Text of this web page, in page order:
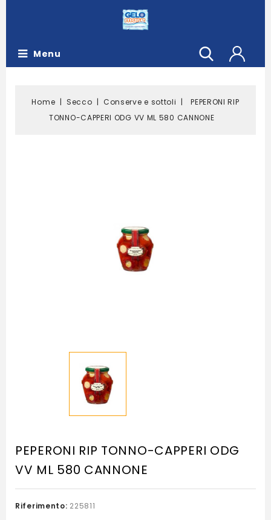
Menu
Home Secco Conserve e sottoli
PEPERONI RIP
TONNO-CAPPERI ODG VV ML 580 CANNONE
PEPERONI RIP TONNO-CAPPERI ODG
VV ML 580 CANNONE
Riferimento: 225811